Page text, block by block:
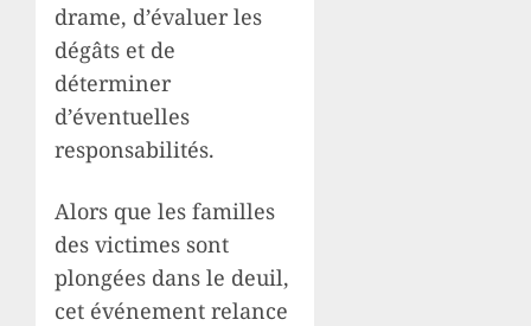
drame, d’évaluer les
dégâts et de
déterminer
d’éventuelles
responsabilités.
Alors que les familles
des victimes sont
plongées dans le deuil,
cet événement relance